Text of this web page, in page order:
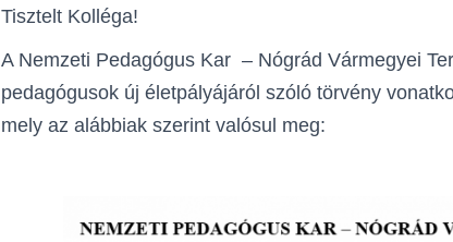
Tisztelt Kolléga!
A Nemzeti Pedagógus Kar – Nógrád Vármegyei
pedagógusok új életpályájáról szóló törvény
mely az alábbiak szerint valósul meg: